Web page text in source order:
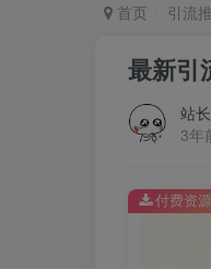
首页 引流
最新引
站长
3年
付费资源